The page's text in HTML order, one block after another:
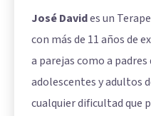
José Davides un
con más de 11 años de
a parejas como a
adolescentes y adultos
cualquier dificultad que